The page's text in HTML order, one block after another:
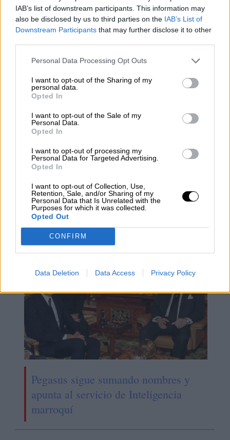
IAB’s list of downstream participants. This information may
also be disclosed by us to third parties on the IAB’s List of
Downstream Participants that may further disclose it to other
Personal Data Processing Opt Outs
I want to opt-out of the Sharing of my
personal data.
Opted In
I want to opt-out of the Sale of my
Personal Data.
Opted In
I want to opt-out of processing my
Personal Data for Targeted Advertising.
Opted In
I want to opt-out of Collection, Use,
Retention, Sale, and/or Sharing of my
Personal Data that Is Unrelated with the
Purposes for which it was collected.
Opted Out
CONFIRM
Data Deletion Data Access Privacy Policy
Bolaños vuelve a pedir apoyo para
modificar la Constitución y que sea
inclusiva
Paz Esteban, la directora del CNI,
sola ante el peligro
Pegasus sigue sumando nombres y
apunta al servicio de Inteligencia
marroquí